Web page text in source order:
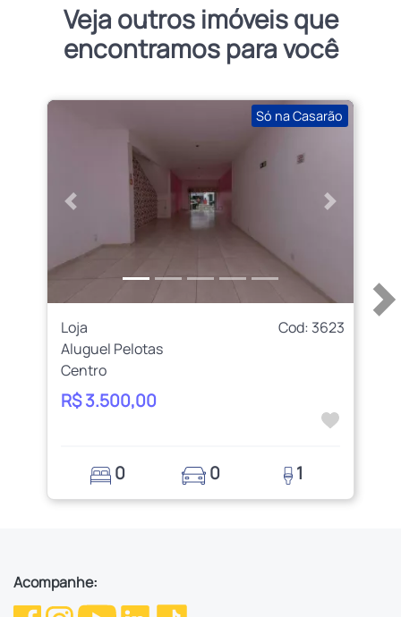
Veja outros imóveis que
encontramos para você
Só na Casarão
Anterior Próximo
Loja
Cod: 3623
Aluguel Pelotas
Centro
R$ 3.500,00
0 0 1
Acompanhe: